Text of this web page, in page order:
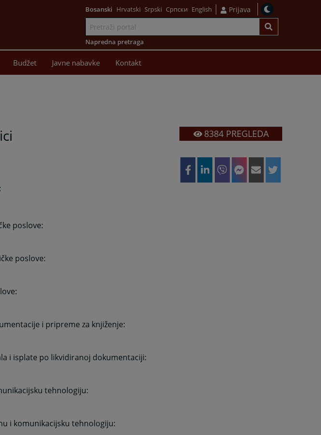
Bosanski Hrvatski Srpski Српски English Prijava
Napredna pretraga
Budžet Javne nabavke Kontakt
poslove:
poslove:
i pripreme za knjiženje:
i isplate po likvidiranoj dokumentaciji:
tehnologiju:
i komunikacijsku tehnologiju:
8384PREGLEDA